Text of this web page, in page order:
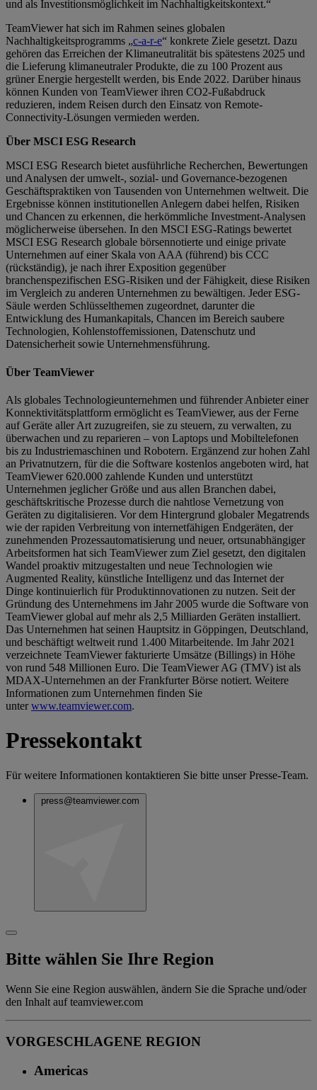
und als Investitionsmöglichkeit im Nachhaltigkeitskontext.“
TeamViewer hat sich im Rahmen seines globalen
Nachhaltigkeitsprogramms „c-a-r-e“ konkrete Ziele gesetzt. Dazu
gehören das Erreichen der Klimaneutralität bis spätestens 2025 und
die Lieferung klimaneutraler Produkte, die zu 100 Prozent aus
grüner Energie hergestellt werden, bis Ende 2022. Darüber hinaus
können Kunden von TeamViewer ihren CO2-Fußabdruck
reduzieren, indem Reisen durch den Einsatz von Remote-
Connectivity-Lösungen vermieden werden.
Über MSCI ESG Research
MSCI ESG Research bietet ausführliche Recherchen, Bewertungen
und Analysen der umwelt-, sozial- und Governance-bezogenen
Geschäftspraktiken von Tausenden von Unternehmen weltweit. Die
Ergebnisse können institutionellen Anlegern dabei helfen, Risiken
und Chancen zu erkennen, die herkömmliche Investment-Analysen
möglicherweise übersehen. In den MSCI ESG-Ratings bewertet
MSCI ESG Research globale börsennotierte und einige private
Unternehmen auf einer Skala von AAA (führend) bis CCC
(rückständig), je nach ihrer Exposition gegenüber
branchenspezifischen ESG-Risiken und der Fähigkeit, diese Risiken
im Vergleich zu anderen Unternehmen zu bewältigen. Jeder ESG-
Säule werden Schlüsselthemen zugeordnet, darunter die
Entwicklung des Humankapitals, Chancen im Bereich saubere
Technologien, Kohlenstoffemissionen, Datenschutz und
Datensicherheit sowie Unternehmensführung.
Über TeamViewer
Als globales Technologieunternehmen und führender Anbieter einer
Konnektivitätsplattform ermöglicht es TeamViewer, aus der Ferne
auf Geräte aller Art zuzugreifen, sie zu steuern, zu verwalten, zu
überwachen und zu reparieren – von Laptops und Mobiltelefonen
bis zu Industriemaschinen und Robotern. Ergänzend zur hohen Zahl
an Privatnutzern, für die die Software kostenlos angeboten wird, hat
TeamViewer 620.000 zahlende Kunden und unterstützt
Unternehmen jeglicher Größe und aus allen Branchen dabei,
geschäftskritische Prozesse durch die nahtlose Vernetzung von
Geräten zu digitalisieren. Vor dem Hintergrund globaler Megatrends
wie der rapiden Verbreitung von internetfähigen Endgeräten, der
zunehmenden Prozessautomatisierung und neuer, ortsunabhängiger
Arbeitsformen hat sich TeamViewer zum Ziel gesetzt, den digitalen
Wandel proaktiv mitzugestalten und neue Technologien wie
Augmented Reality, künstliche Intelligenz und das Internet der
Dinge kontinuierlich für Produktinnovationen zu nutzen. Seit der
Gründung des Unternehmens im Jahr 2005 wurde die Software von
TeamViewer global auf mehr als 2,5 Milliarden Geräten installiert.
Das Unternehmen hat seinen Hauptsitz in Göppingen, Deutschland,
und beschäftigt weltweit rund 1.400 Mitarbeitende. Im Jahr 2021
verzeichnete TeamViewer fakturierte Umsätze (Billings) in Höhe
von rund 548 Millionen Euro. Die TeamViewer AG (TMV) ist als
MDAX-Unternehmen an der Frankfurter Börse notiert. Weitere
Informationen zum Unternehmen finden Sie
unterwww.teamviewer.com.
Pressekontakt
Für weitere Informationen kontaktieren Sie bitte unser Presse-Team.
press@teamviewer.com
Bitte wählen Sie Ihre Region
Wenn Sie eine Region auswählen, ändern Sie die Sprache und/oder
den Inhalt auf teamviewer.com
VORGESCHLAGENE REGION
Americas